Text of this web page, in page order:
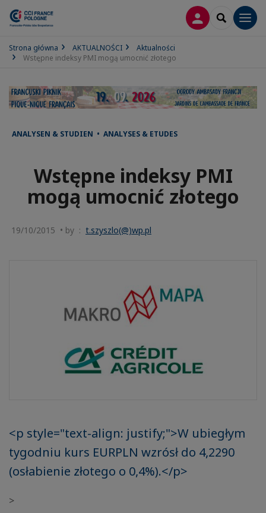
LOGOWANIE
SEARCH
Strona główna AKTUALNOŚCI
Aktualności
Wstępne indeksy PMI mogą umocnić złotego
ANALYSEN & STUDIEN • ANALYSES & ETUDES
Wstępne indeksy PMI
mogą umocnić złotego
19/10/2015 • by : t.szyszlo(@)wp.pl
<p style="text-align: justify;">W ubiegłym
tygodniu kurs EURPLN wzrósł do 4,2290
(osłabienie złotego o 0,4%).</p>
>